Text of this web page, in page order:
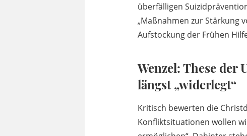
überfälligen
„Maßnahmen zur Stärkung
Aufstockung der Frühen
Wenzel: These
längst „widerlegt“
Kritisch bewerten die
Konfliktsituationen wollen